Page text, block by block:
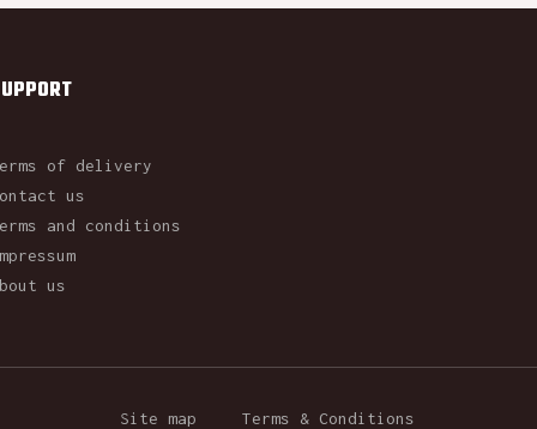
of delivery
us
and conditions
us
Site map Terms & Conditions